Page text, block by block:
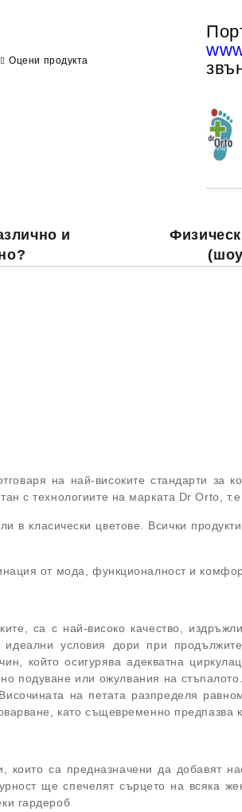
Оцени продукта
и
на най-високите стандарти
с технологиите на марката Dr Orto,
в класически цветове. Всички
от мода, функционалност и
са с най-високо качество,
идеални условия дори при
който осигурява адекватна
подуване или ожулвания на
на петата разпределя
като същевременно предпазва
са предназначени да добавят
ще спечелят сърцето на всяка
гардероб